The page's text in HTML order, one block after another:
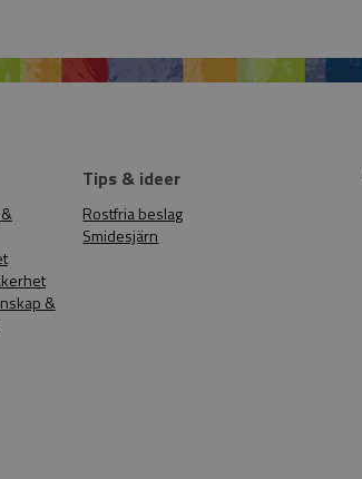
&
Tips & ideer
Rostfria beslag
Smidesjärn